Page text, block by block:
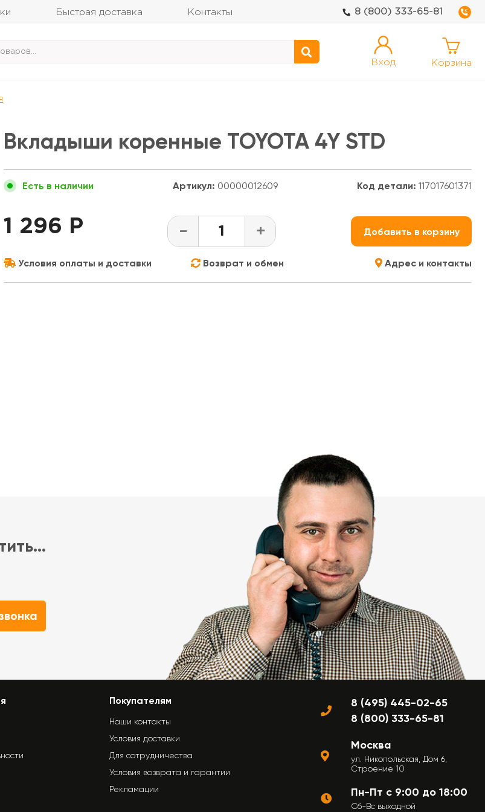
Быстрая доставка Контакты 8 (800) 333-65-81
Вход Корзина
Вкладыши коренные TOYOTA 4Y STD
Есть в наличии Артикул: 00000012609 Код детали: 117017601371
1 296 Р - + Добавить в корзину
Условия оплаты и доставки Возврат и обмен Адрес и контакты
Покупателям
Наши контакты
Условия доставки
Для сотрудничества
Условия возврата и гарантии
Рекламации
8 (495) 445-02-65
8 (800) 333-65-81
Москва
ул. Никопольская, Дом 6,
Строение 10
Пн-Пт с 9:00 до 18:00
Сб-Вс выходной